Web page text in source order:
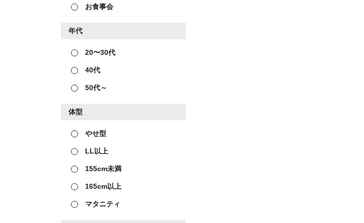
お食事会
年代
20〜30代
40代
50代～
体型
やせ型
LL以上
155cm未満
165cm以上
マタニティ